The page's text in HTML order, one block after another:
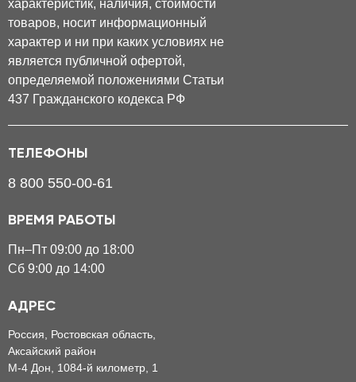
характеристик, наличия, стоимости
товаров, носит информационный
характер и ни при каких условиях не
является публичной офертой,
определяемой положениями Статьи
437 Гражданского кодекса РФ
ТЕЛЕФОНЫ
8 800 550-00-61
ВРЕМЯ РАБОТЫ
Пн–Пт 09:00 до 18:00
Сб 9:00 до 14:00
АДРЕС
Россия, Ростовская область,
Аксайский район
М-4 Дон, 1084-й километр, 1